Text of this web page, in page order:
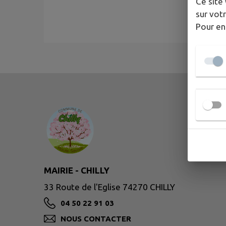
MAIRIE - CHILLY
33 Route de l'Eglise 74270 CHILLY
04 50 22 91 03
NOUS CONTACTER
sur
Pour